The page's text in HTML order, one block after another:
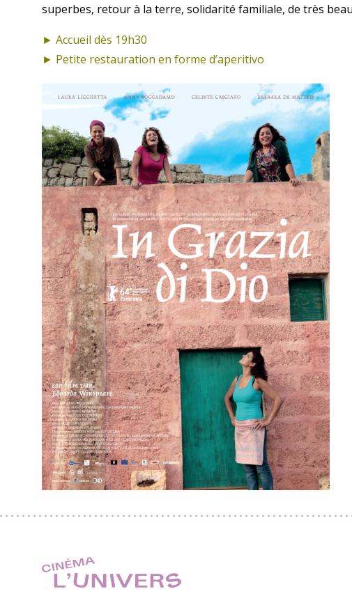
superbes, retour à la terre, solidarité familiale, de très
► Accueil dès 19h30
► Petite restauration en forme d’aperitivo